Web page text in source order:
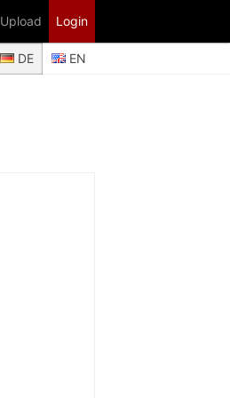
Login
Upload
DE EN